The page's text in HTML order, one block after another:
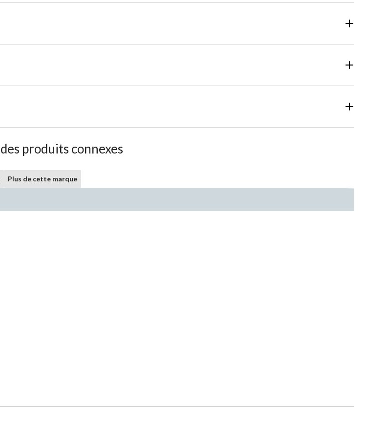
produits connexes
Plus de cette marque